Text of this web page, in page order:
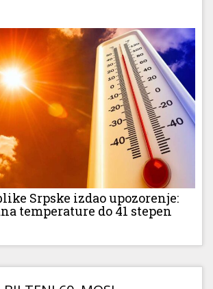
Srpske izdao upozorenje:
temperature do 41 stepen